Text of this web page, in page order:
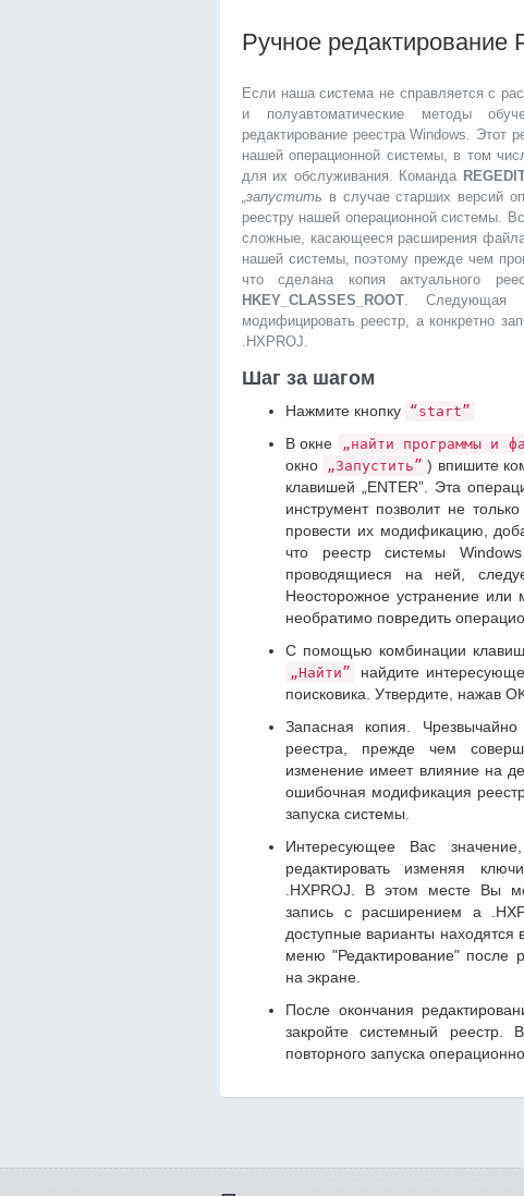
Ручное редактирование
Если наша система не справляется с
и полуавтоматические методы
редактирование реестра Windows.
нашей операционной системы, в том
для их обслуживания. Команда
„запустить в случае старших версий
реестру нашей операционной системы.
сложные, касающееся расширения
нашей системы, поэтому прежде чем
что сделана копия актуального
HKEY_CLASSES_ROOT. Следующая
модифицировать реестр, а конкретно
.HXPROJ.
Шаг за шагом
Нажмите кнопку “start”
В окне „найти программы и
окно
„Запустить” ) впишите
клавишей „ENTER”. Эта
инструмент позволит не
провести их модификацию,
что реестр системы
проводящиеся на ней,
Неосторожное устранение или
необратимо повредить
С помощью комбинации
„Найти”
найдите
поисковика. Утвердите, нажав
Запасная копия.
реестра, прежде чем
изменение имеет влияние на
ошибочная модификация
запуска системы.
Интересующее Вас
редактировать изменяя
.HXPROJ. В этом месте Вы
запись с расширением а
доступные варианты
меню "Редактирование" после
на экране.
После окончания
закройте системный реестр.
повторного запуска